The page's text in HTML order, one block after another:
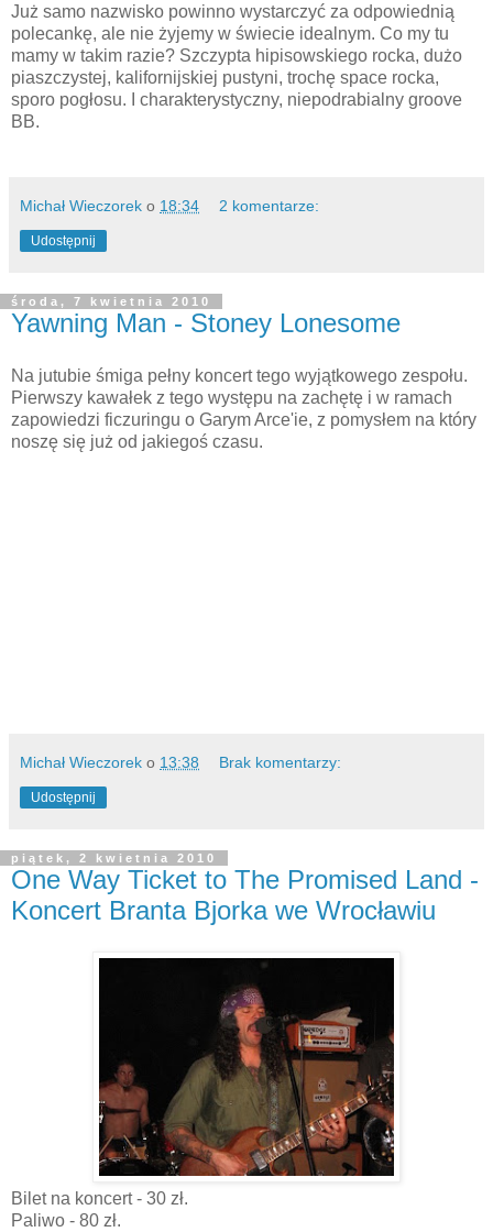
Już samo nazwisko powinno wystarczyć za odpowiednią
polecankę, ale nie żyjemy w świecie idealnym. Co my tu
mamy w takim razie? Szczypta hipisowskiego rocka, dużo
piaszczystej, kalifornijskiej pustyni, trochę space rocka,
sporo pogłosu. I charakterystyczny, niepodrabialny groove
BB.
Michał Wieczorek o 18:34 2 komentarze:
Udostępnij
środa, 7 kwietnia 2010
Yawning Man - Stoney Lonesome
Na jutubie śmiga pełny koncert tego wyjątkowego zespołu.
Pierwszy kawałek z tego występu na zachętę i w ramach
zapowiedzi ficzuringu o Garym Arce'ie, z pomysłem na który
noszę się już od jakiegoś czasu.
Michał Wieczorek o 13:38 Brak komentarzy:
Udostępnij
piątek, 2 kwietnia 2010
One Way Ticket to The Promised Land -
Koncert Branta Bjorka we Wrocławiu
Bilet na koncert - 30 zł.
Paliwo - 80 zł.